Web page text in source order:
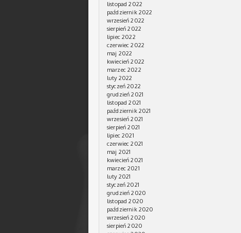
listopad 2022
październik 2022
wrzesień 2022
sierpień 2022
lipiec 2022
czerwiec 2022
maj 2022
kwiecień 2022
marzec 2022
luty 2022
styczeń 2022
grudzień 2021
listopad 2021
październik 2021
wrzesień 2021
sierpień 2021
lipiec 2021
czerwiec 2021
maj 2021
kwiecień 2021
marzec 2021
luty 2021
styczeń 2021
grudzień 2020
listopad 2020
październik 2020
wrzesień 2020
sierpień 2020